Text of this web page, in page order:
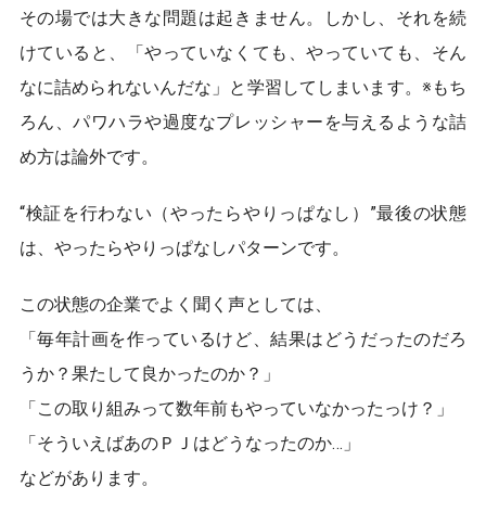
その場では大きな問題は起きません。しかし、それを続
けていると、「やっていなくても、やっていても、そん
なに詰められないんだな」と学習してしまいます。※もち
ろん、パワハラや過度なプレッシャーを与えるような詰
め方は論外です。
“検証を行わない（やったらやりっぱなし）”最後の状態
は、やったらやりっぱなしパターンです。
この状態の企業でよく聞く声としては、
「毎年計画を作っているけど、結果はどうだったのだろ
うか？果たして良かったのか？」
「この取り組みって数年前もやっていなかったっけ？」
「そういえばあのＰＪはどうなったのか…」
などがあります。